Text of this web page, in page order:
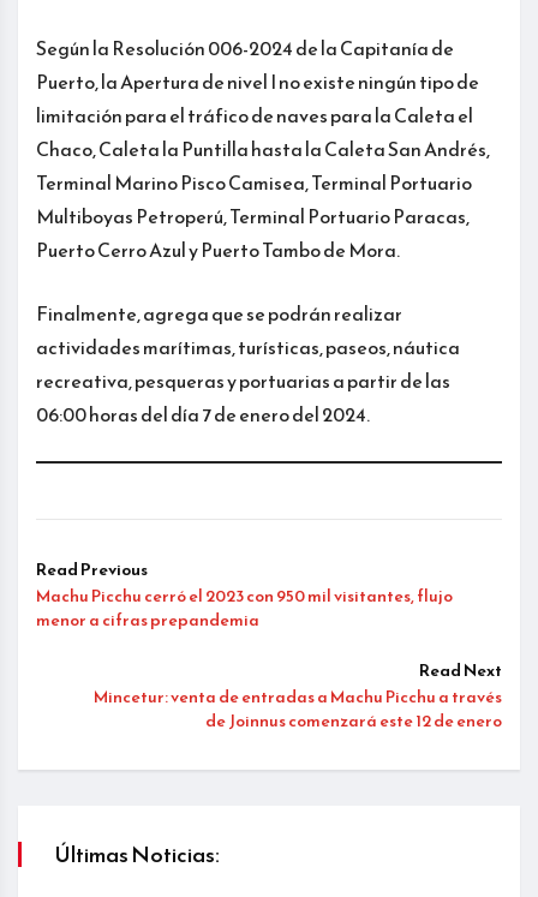
Según la Resolución 006-2024 de la Capitanía de
Puerto, la Apertura de nivel I no existe ningún tipo de
limitación para el tráfico de naves para la Caleta el
Chaco, Caleta la Puntilla hasta la Caleta San Andrés,
Terminal Marino Pisco Camisea, Terminal Portuario
Multiboyas Petroperú, Terminal Portuario Paracas,
Puerto Cerro Azul y Puerto Tambo de Mora.
Finalmente, agrega que se podrán realizar
actividades marítimas, turísticas, paseos, náutica
recreativa, pesqueras y portuarias a partir de las
06:00 horas del día 7 de enero del 2024.
Read Previous
Machu Picchu cerró el 2023 con 950 mil visitantes, flujo
menor a cifras prepandemia
Read Next
Mincetur: venta de entradas a Machu Picchu a través
de Joinnus comenzará este 12 de enero
Últimas Noticias: